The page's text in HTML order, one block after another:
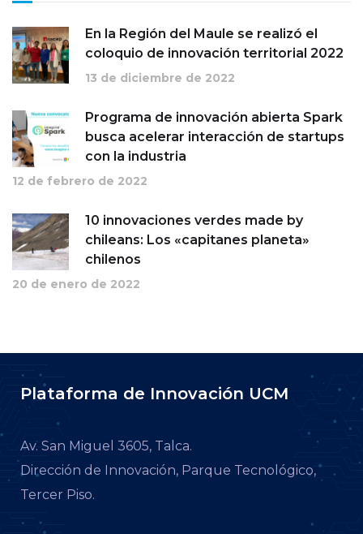
En la Región del Maule se realizó el
coloquio de innovación territorial 2022
13 de diciembre de 2022
Programa de innovación abierta Spark
busca acelerar interacción de startups
con la industria
12 de febrero de 2022
10 innovaciones verdes made by
chileans: Los «capitanes planeta»
chilenos
20 de enero de 2022
Plataforma de Innovación UCM
Av. San Miguel 3605, Talca.
Dirección de Innovación, Parque Tecnológico,
Tercer Piso.